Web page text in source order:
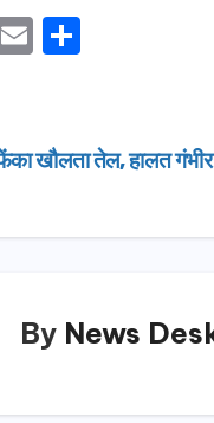
E
e
खौलता तेल, हालत गंभीर
By News